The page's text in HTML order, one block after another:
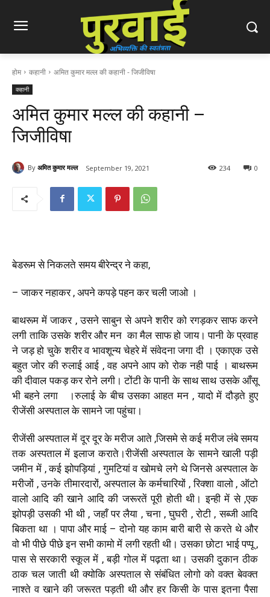
होम कहानी अमित कुमार मल्ल की कहानी - जिजीविषा
कहानी
अमित कुमार मल्ल की कहानी –
जिजीविषा
By अमित कुमार मल्ल September 19, 2021 0
234
बेडरूम से निकलते समय बीरेन्द्र ने कहा,
– जाकर नहाकर , अपने कपड़े पहन कर चली जाओ ।
बाथरूम में जाकर , उसने साबुन से अपने शरीर को रगड़कर साफ करने
लगी ताकि उसके शरीर और मन का मैल साफ हो जाय। पानी के प्रवाह
ने जड़ हो चुके शरीर व भावशून्य चेहरे में संवेदना जगा दी । एकाएक उसे
बहुत जोर की रुलाई आई , वह अपने आप को रोक नही पाई । बाथरूम
की दीवाल पकड़ कर रोने लगी। टोंटी के पानी के साथ साथ उसके आँसू
भी बहने लगा ।रुलाई के बीच उसका आहत मन , यादो में दौड़ते हुए
रीजेंसी अस्पताल के सामने जा पहुंचा।
रीजेंसी अस्पताल में दूर दूर के मरीज आते ,जिसमे से कई मरीज लंबे समय
तक अस्पताल में इलाज कराते।रीजेंसी अस्पताल के सामने खाली पड़ी
जमीन में , कई झोपड़ियां , गुमटियां व खोमचे लगे थे जिनसे अस्पताल के
मरीजों , उनके तीमारदारों, अस्पताल के कर्मचारियों , रिक्शा वालो , ऑटो
वालो आदि की खाने आदि की जरूरतें पूरी होती थी। इन्ही में से ,एक
झोपड़ी उसकी भी थी , जहाँ पर लैया , चना , घुघरी , रोटी , सब्जी आदि
बिकता था । पापा और माई – दोनो यह काम बारी बारी से करते थे और
वो भी पीछे पीछे इन सभी कामो में लगी रहती थी। उसका छोटा भाई पप्पू ,
पास से सरकारी स्कूल में , बड़ी गोल में पढ़ता था। उसकी दुकान ठीक
ठाक चल जाती थी क्योकि अस्पताल से संबंधित लोगो को वक्त बेवक्त
नाश्ते व खाने की जरूरत पड़ती थी और हर किसी के पास इतना पैसा